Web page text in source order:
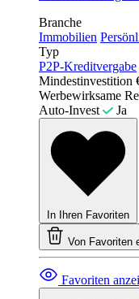
Branche
Immobilien
Typ
P2P-Kreditvergabe
Mindestinvestition
Werbewirksame
Auto-Invest
Ja
In Ihren Favoriten
Von Favoriten
Favoriten